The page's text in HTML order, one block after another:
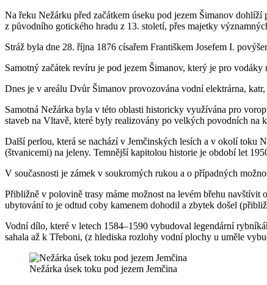
Na řeku Nežárku před začátkem úseku pod jezem Šimanov
z původního gotického hradu z 13. století, přes majetky
Stráž byla dne 28. října 1876 císařem Františkem Josefem I.
Samotný začátek revíru je pod jezem Šimanov, který je pro
Dnes je v areálu Dvůr Šimanov provozována vodní elektrárna,
Samotná Nežárka byla v této oblasti historicky využívána pro
staveb na Vltavě, které byly realizovány po velkých povodních na
Další perlou, která se nachází v Jemčinských lesích a v okolí toku
(štvanicemi) na jeleny. Temnější kapitolou historie je období let
V současnosti je zámek v soukromých rukou a o případných
Přibližně v polovině trasy máme možnost na levém břehu
ubytování to je odtud coby kamenem dohodil a zbytek došel
Vodní dílo, které v letech 1584–1590 vybudoval legendární
sahala až k Třeboni, (z hlediska rozlohy vodní plochy u uměle
Nežárka úsek toku pod jezem Jemčina